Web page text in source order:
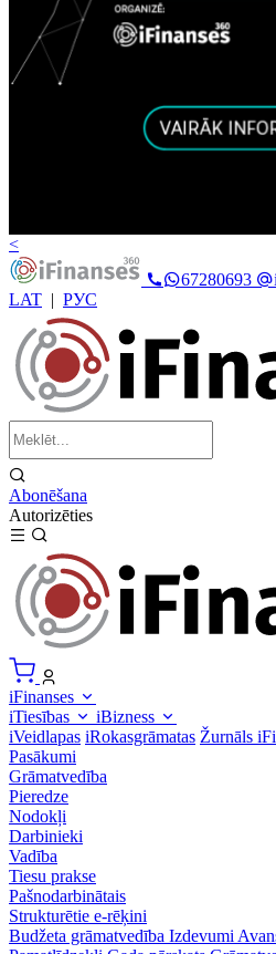
<
67280693
LAT | РУС
Abonēšana
Autorizēties
iFinanses
iTiesības
iBizness
iVeidlapas iRokasgrāmatas Žurnāls
Pasākumi
Grāmatvedība
Pieredze
Nodokļi
Darbinieki
Vadība
Tiesu prakse
Pašnodarbinātais
Strukturētie e-rēķini
Budžeta grāmatvedība Izdevumi